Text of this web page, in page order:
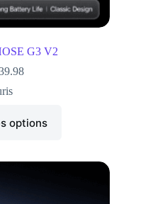
G3 V2
options